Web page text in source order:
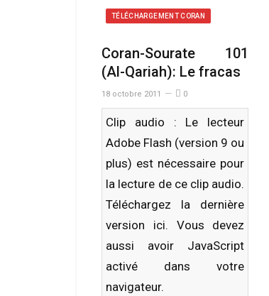
TÉLÉCHARGEMENT CORAN
Coran-Sourate 101
(Al-Qariah): Le fracas
18 octobre 2011 0
Clip audio : Le lecteur
Adobe Flash (version 9 ou
plus) est nécessaire pour
la lecture de ce clip audio.
Téléchargez la dernière
version ici. Vous devez
aussi avoir JavaScript
activé dans votre
navigateur.